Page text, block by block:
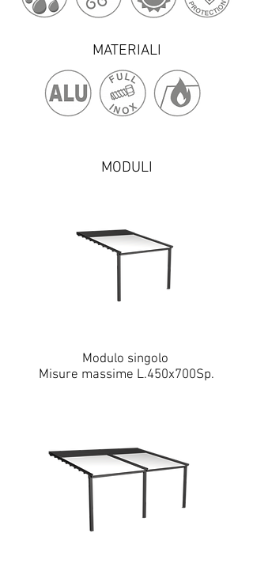
MATERIALI
MODULI
Modulo singolo
Misure massime L.450x700Sp.